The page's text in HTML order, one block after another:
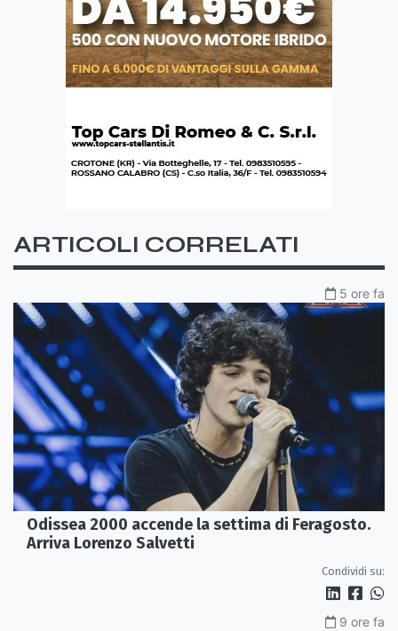
ARTICOLI CORRELATI
5 ore fa
Odissea 2000 accende la settima di Feragosto.
Arriva Lorenzo Salvetti
Condividi su:
9 ore fa